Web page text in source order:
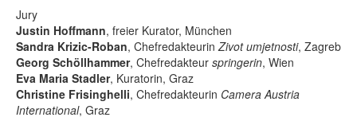
Jury
Justin Hoffmann, freier Kurator, München
Sandra Krizic-Roban, ChefredakteurinZivot umjetnosti, Zagreb
Georg Schöllhammer, Chefredakteur springerin, Wien
Eva Maria Stadler, Kuratorin, Graz
Christine Frisinghelli, Chefredakteurin Camera Austria
International, Graz